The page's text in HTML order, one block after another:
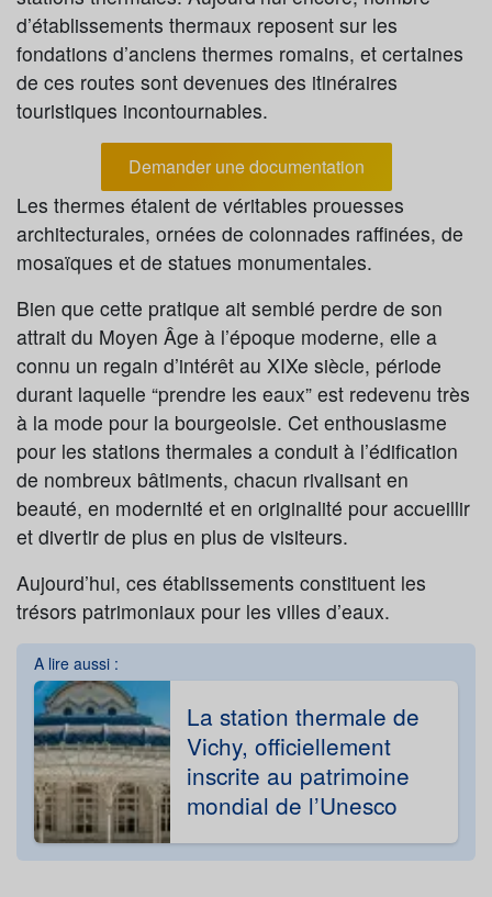
d’établissements thermaux reposent sur les
fondations d’anciens thermes romains, et certaines
de ces routes sont devenues des itinéraires
touristiques incontournables.
Demander une documentation
Les thermes étaient de véritables prouesses
architecturales, ornées de colonnades raffinées, de
mosaïques et de statues monumentales.
Bien que cette pratique ait semblé perdre de son
attrait du Moyen Âge à l’époque moderne, elle a
connu un regain d’intérêt au XIXe siècle, période
durant laquelle “prendre les eaux” est redevenu très
à la mode pour la bourgeoisie. Cet enthousiasme
pour les stations thermales a conduit à l’édification
de nombreux bâtiments, chacun rivalisant en
beauté, en modernité et en originalité pour accueillir
et divertir de plus en plus de visiteurs.
Aujourd’hui, ces établissements constituent les
trésors patrimoniaux pour les villes d’eaux.
A lire aussi :
La station thermale de
Vichy, officiellement
inscrite au patrimoine
mondial de l’Unesco